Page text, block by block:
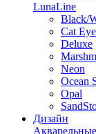
LunaLine
Black/
Cat
Deluxe
Neon
Ocean
Opal
Дизайн